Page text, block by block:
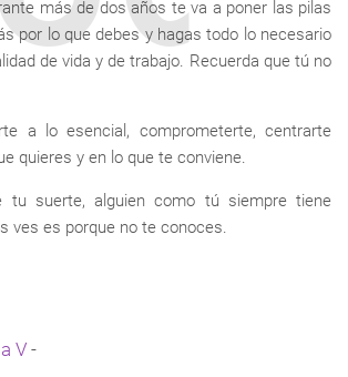
más de dos años te va a poner las pilas
por lo que debes y hagas todo lo necesario
de vida y de trabajo. Recuerda que tú no
a lo esencial, comprometerte, centrarte
quieres y en lo que te conviene.
tu suerte, alguien como tú siempre tiene
ves es porque no te conoces.
V -